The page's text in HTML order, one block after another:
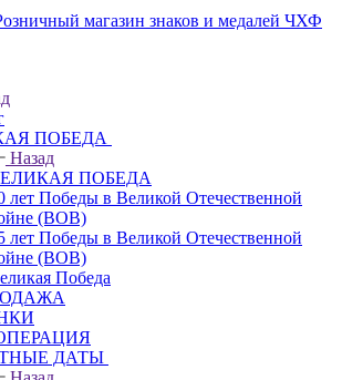
магазин знаков и медалей ЧХФ
ПОБЕДА
Назад
ПОБЕДА
лет Победы в Великой Отечественной
(ВОВ)
лет Победы в Великой Отечественной
(ВОВ)
Победа
ДАТЫ